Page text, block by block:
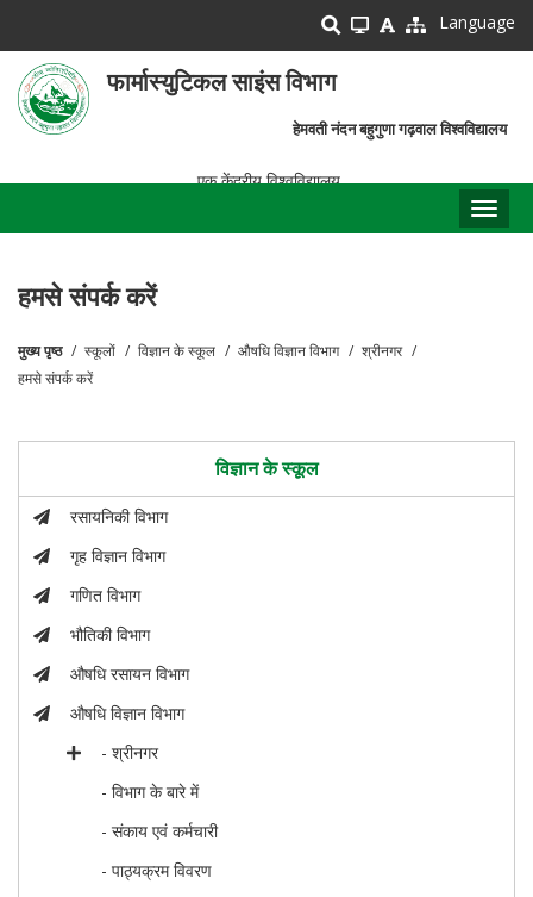
main
content
Language
फार्मास्युटिकल साइंस विभाग
हेमवती नंदन बहुगुणा गढ़वाल विश्वविद्यालय
एक केंद्रीय विश्वविद्यालय
हमसे संपर्क करें
पग
मुख्य पृष्ठ स्कूलों विज्ञान के स्कूल औषधि विज्ञान विभाग
श्रीनगर
हमसे संपर्क करें
विज्ञान के स्कूल
रसायनिकी विभाग
गृह विज्ञान विभाग
गणित विभाग
भौतिकी विभाग
औषधि रसायन विभाग
औषधि विज्ञान विभाग
- श्रीनगर
- विभाग के बारे में
- संकाय एवं कर्मचारी
- पाठ्यक्रम विवरण